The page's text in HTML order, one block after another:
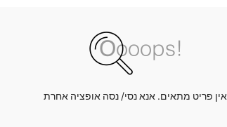
אין פריט מתאים. אנא נסי/ נסה אופציה אחרת